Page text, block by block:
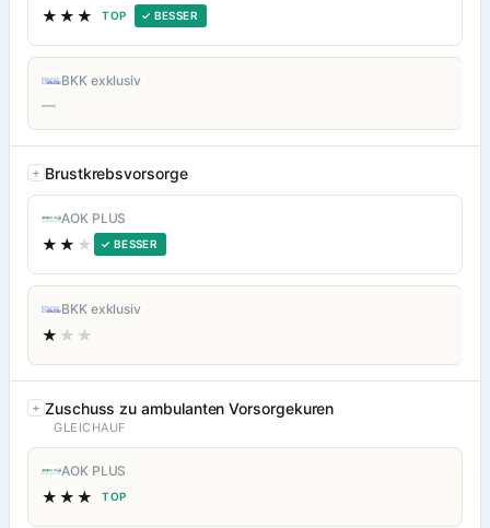
★★★ TOP ✓ BESSER
BKK exklusiv
—
Brustkrebsvorsorge
AOK PLUS
★★ ★ ✓ BESSER
BKK exklusiv
★ ★★
Zuschuss zu ambulanten Vorsorgekuren
GLEICHAUF
AOK PLUS
★★★ TOP